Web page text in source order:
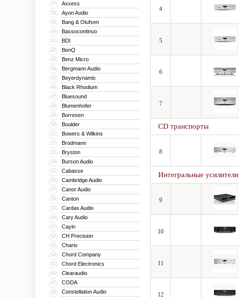
37 Axxess
38 Ayon Audio
39 Bang & Olufsen
40 Bassocontinuo
41 BDI
42 BenQ
43 Benz Micro
44 Bergmann Audio
45 Beyerdynamic
46 Black Rhodium
47 Bluesound
48 Blumenhofer
49 Borresen
50 Boulder
51 Bowers & Wilkins
52 Brodmann
53 Bryston
54 Burson Audio
55 Cabasse
56 Cambridge Audio
57 Canor Audio
58 Canton
59 Cardas Audio
60 Cary Audio
61 Cayin
62 CH Precision
63 Chario
64 Chord Company
65 Chord Electronics
66 Clearaudio
67 CODA
68 Constellation Audio
4
5
6
7
CD транспорты
8
Интегральные усилители
9
10
11
12